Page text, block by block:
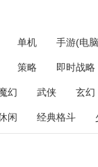
单机 手游(电
策略
即时战略
类 牌类 麻将
幻 武侠 玄幻
闲 经典格斗